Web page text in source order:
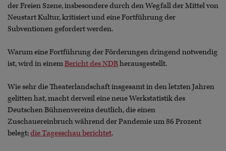
der Freien Szene, insbesondere durch den Wegfall der Mittel von
Neustart Kultur, kritisiert und eine Fortführung der
Subventionen gefordert werden.
Warum eine Fortführung der Förderungen dringend notwendig
ist, wird in einemBericht des NDRherausgestellt.
Wie sehr die Theaterlandschaft insgesamt in den letzten Jahren
gelitten hat, macht derweil eine neue Werkstatistik des
Deutschen Bühnenvereins deutlich, die einen
Zuschauereinbruch während der Pandemie um 86 Prozent
belegt;die Tagesschau berichtet.